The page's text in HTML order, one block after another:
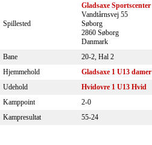
Spillested
Gladsaxe Sportscenter
Vandtårnsvej 55
Søborg
2860 Søborg
Danmark
Bane
20-2, Hal 2
Hjemmehold
Gladsaxe 1 U13 damer
Udehold
Hvidovre 1 U13 Hvid
Kamppoint
2-0
Kampresultat
55-24